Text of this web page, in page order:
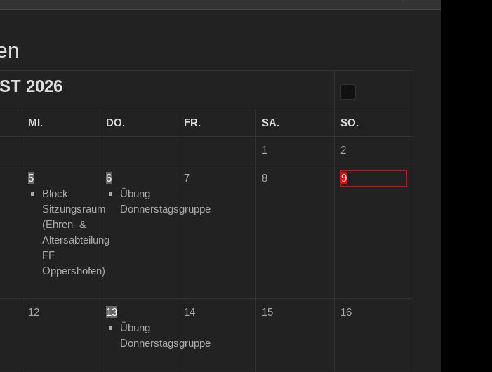
2026
MI. DO. FR. SA. SO.
1 2
5
Block
Sitzungsraum
(Ehren- &
Altersabteilung
FF
Oppershofen)
6
Übung
Donnerstagsgruppe
7 8 9
12
13
Übung
Donnerstagsgruppe
14 15 16